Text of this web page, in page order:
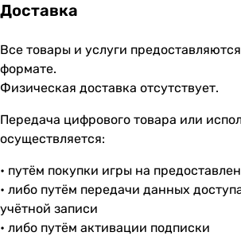
Доставка
Все товары и услуги
формате.
Физическая доставка отсутствует.
Передача цифрового товара или
осуществляется:
• путём покупки игры на
• либо путём передачи данных
учётной записи
• либо путём активации подписки